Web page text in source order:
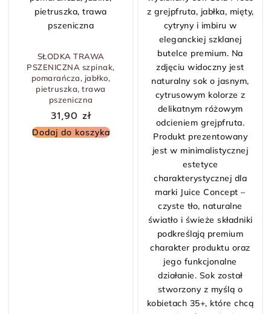
SŁODKA TRAWA
PSZENICZNA szpinak,
pomarańcza, jabłko,
pietruszka, trawa
pszeniczna
31,90 zł
Dodaj do koszyka